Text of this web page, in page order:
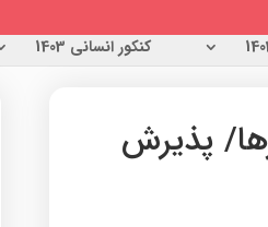
کنکور انسانی 1403
پذیرش